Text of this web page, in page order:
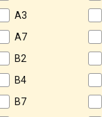
A3
A7
B2
B4
B7